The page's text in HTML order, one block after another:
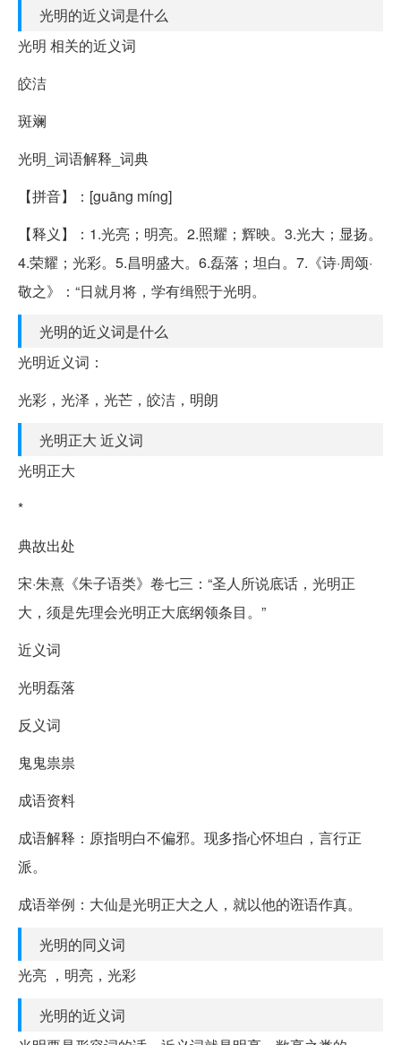
光明的近义词是什么
光明 相关的近义词
皎洁
斑斓
光明_词语解释_词典
【拼音】：[guāng míng]
【释义】：1.光亮；明亮。2.照耀；辉映。3.光大；显扬。
4.荣耀；光彩。5.昌明盛大。6.磊落；坦白。7.《诗·周颂·
敬之》：“日就月将，学有缉熙于光明。
光明的近义词是什么
光明近义词：
光彩，光泽，光芒，皎洁，明朗
光明正大 近义词
光明正大
*
典故出处
宋·朱熹《朱子语类》卷七三：“圣人所说底话，光明正
大，须是先理会光明正大底纲领条目。”
近义词
光明磊落
反义词
鬼鬼祟祟
成语资料
成语解释：原指明白不偏邪。现多指心怀坦白，言行正
派。
成语举例：大仙是光明正大之人，就以他的诳语作真。
光明的同义词
光亮 ，明亮，光彩
光明的近义词